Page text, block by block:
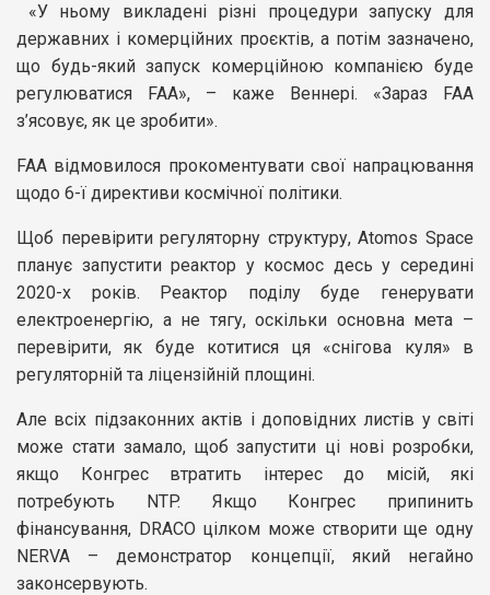
«У ньому викладені різні процедури запуску для
державних і комерційних проєктів, а потім зазначено,
що будь-який запуск комерційною компанією буде
регулюватися FAA», – каже Веннері. «Зараз FAA
з’ясовує, як це зробити».
FAA відмовилося прокоментувати свої напрацювання
щодо 6-ї директиви космічної політики.
Щоб перевірити регуляторну структуру, Atomos Space
планує запустити реактор у космос десь у середині
2020-х років. Реактор поділу буде генерувати
електроенергію, а не тягу, оскільки основна мета –
перевірити, як буде котитися ця «снігова куля» в
регуляторній та ліцензійній площині.
Але всіх підзаконних актів і доповідних листів у світі
може стати замало, щоб запустити ці нові розробки,
якщо Конгрес втратить інтерес до місій, які
потребують NTP. Якщо Конгрес припинить
фінансування, DRACO цілком може створити ще одну
NERVA – демонстратор концепції, який негайно
законсервують.